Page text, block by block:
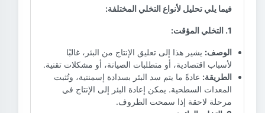
فيما يلي تحليل لأنواع التخلي المختلفة:
1. التخلي المؤقت:
الوصف: يشير هذا إلى تعليق الإنتاج من البئر، غالبًا
لأسباب اقتصادية، أو متطلبات الصيانة، أو مشكلات تقنية.
الطريقة: عادةً ما يتم سد البئر بسدادة إسمنتية، وتُثبت
المعدات السطحية. يمكن إعادة البئر إلى الإنتاج في
مرحلة لاحقة إذا سمحت الظروف.